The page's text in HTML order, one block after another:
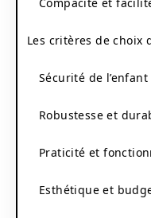
Les critères de choix
Sécurité de l’enfant
Robustesse et
Praticité et
Esthétique et